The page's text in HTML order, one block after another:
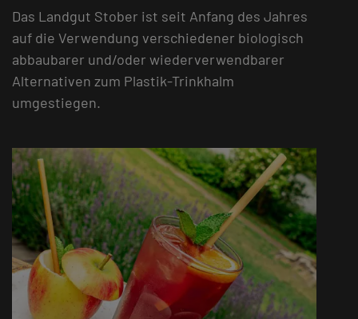
Das Landgut Stober ist seit Anfang des Jahres
auf die Verwendung verschiedener biologisch
abbaubarer und/oder wiederverwendbarer
Alternativen zum Plastik-Trinkhalm
umgestiegen.